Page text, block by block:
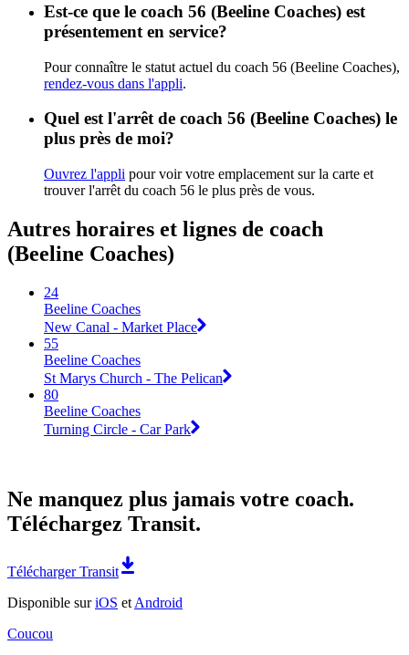
Est-ce que le coach 56 (Beeline Coaches) est
présentement en service?
Pour connaître le statut actuel du coach 56 (Beeline Coaches),
rendez-vous dans l'appli.
Quel est l'arrêt de coach 56 (Beeline Coaches) le
plus près de moi?
Ouvrez l'appli pour voir votre emplacement sur la carte et
trouver l'arrêt du coach 56 le plus près de vous.
Autres horaires et lignes de coach
(Beeline Coaches)
24
Beeline Coaches
New Canal - Market Place
55
Beeline Coaches
St Marys Church - The Pelican
80
Beeline Coaches
Turning Circle - Car Park
Ne manquez plus jamais votre coach.
Téléchargez Transit.
Télécharger Transit
Disponible suriOS et Android
Coucou